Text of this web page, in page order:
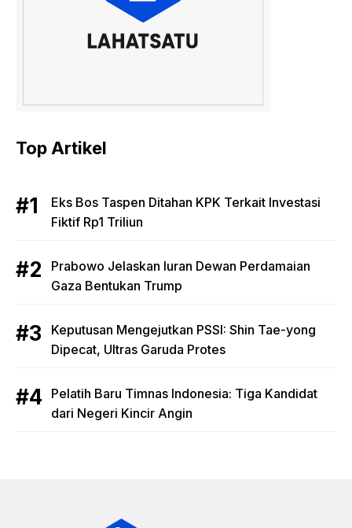
Top Artikel
Eks Bos Taspen Ditahan KPK Terkait Investasi
Fiktif Rp1 Triliun
Prabowo Jelaskan Iuran Dewan Perdamaian
Gaza Bentukan Trump
Keputusan Mengejutkan PSSI: Shin Tae-yong
Dipecat, Ultras Garuda Protes
Pelatih Baru Timnas Indonesia: Tiga Kandidat
dari Negeri Kincir Angin